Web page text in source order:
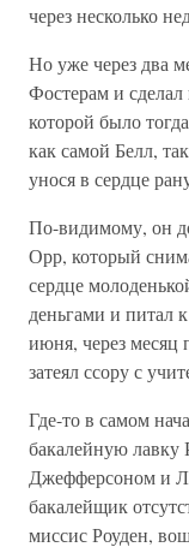
через несколько
Но уже через два
Фостерам и
которой было
как самой Белл,
унося в сердце
По-видимому, он
Орр, который
сердце
деньгами и питал
июня, через месяц
затеял ссору с
Где-то в самом
бакалейную лавку
Джефферсоном и
бакалейщик
миссис Роуден,